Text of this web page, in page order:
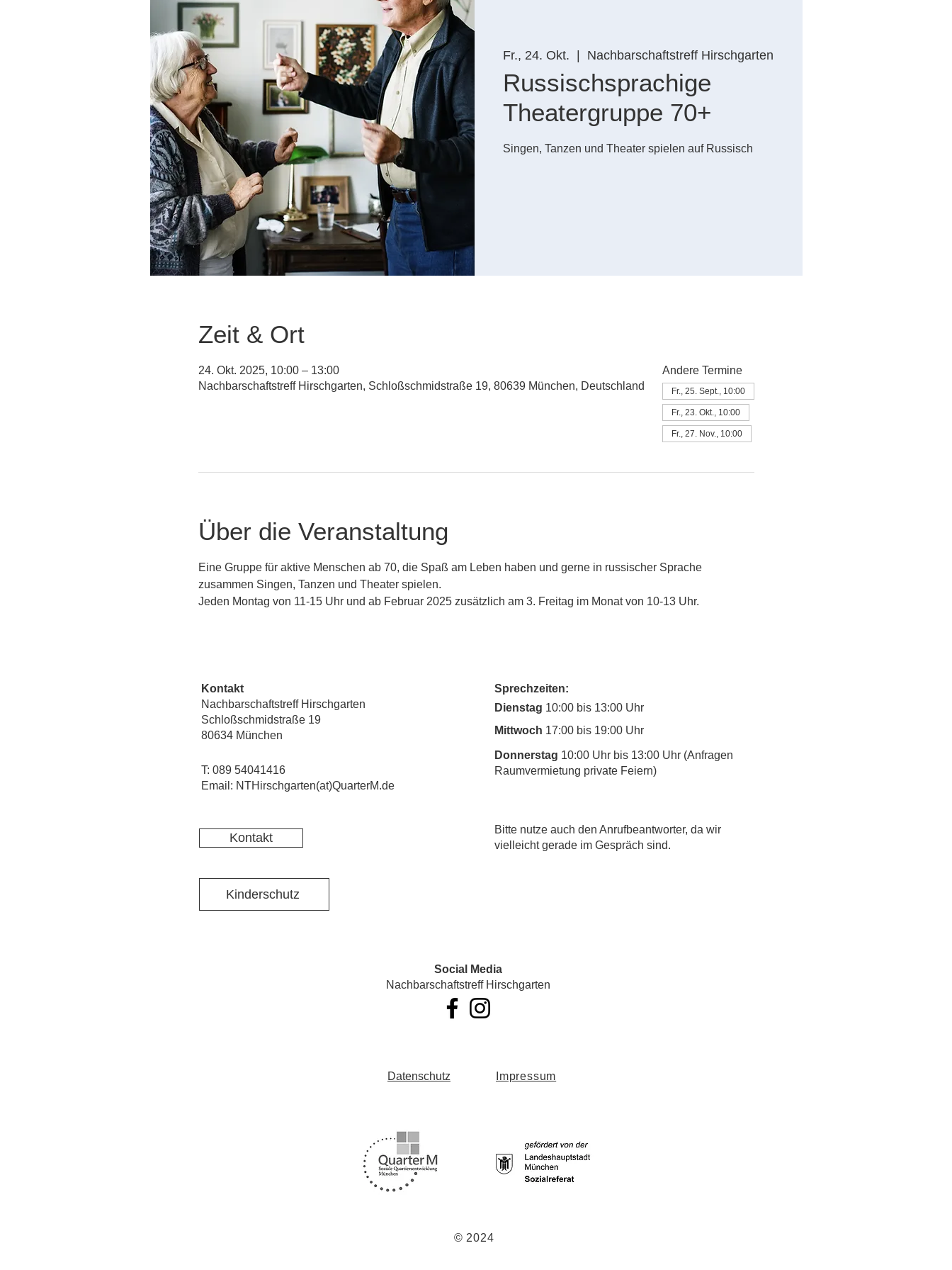
Fr., 24. Okt. Nachbarschaftstreff Hirschgarten
Russischsprachige
Theatergruppe 70+
Singen, Tanzen und Theater spielen auf Russisch
Zeit & Ort
24. Okt. 2025, 10:00 – 13:00
Nachbarschaftstreff Hirschgarten, Schloßschmidstraße 19, 80639 München, Deutschland
Andere Termine
Fr., 25. Sept., 10:00
Fr., 23. Okt., 10:00
Fr., 27. Nov., 10:00
Über die Veranstaltung
Eine Gruppe für aktive Menschen ab 70, die Spaß am Leben haben und gerne in russischer Sprache
zusammen Singen, Tanzen und Theater spielen.
Jeden Montag von 11-15 Uhr und ab Februar 2025 zusätzlich am 3. Freitag im Monat von 10-13 Uhr.
Kontakt
Nachbarschaftstreff Hirschgarten
Schloßschmidstraße 19
80634 München
T: 089 54041416
Email: NTHirschgarten(at)QuarterM.de
Kontakt
Sprechzeiten:
Dienstag 10:00 bis 13:00 Uhr
Mittwoch 17:00 bis 19:00 Uhr
Donnerstag 10:00 Uhr bis 13:00 Uhr (Anfragen
Raumvermietung private Feiern)
​Bitte nutze auch den Anrufbeantworter, da wir
vielleicht gerade im Gespräch sind.
Kinderschutz
Social Media
Nachbarschaftstreff Hirschgarten
Datenschutz Impressum
© 2024